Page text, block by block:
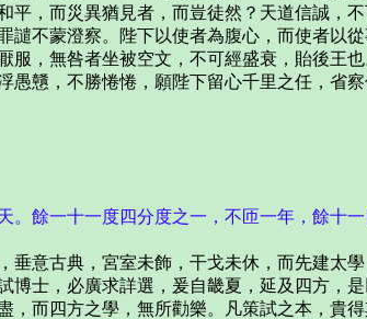
，而災異猶見者，而豈徒然？天道信誠，
不蒙澄察。陛下以使者為腹心，而使者以
，無咎者坐被空文，不可經盛衰，貽後王
戇，不勝惓惓，願陛下留心千里之任，省察
餘一十一度四分度之一，不匝一年，餘十一
意古典，宮室未飾，干戈未休，而先建太學
士，必廣求詳選，爰自畿夏，延及四方，
而四方之學，無所勸樂。凡策試之本，貴